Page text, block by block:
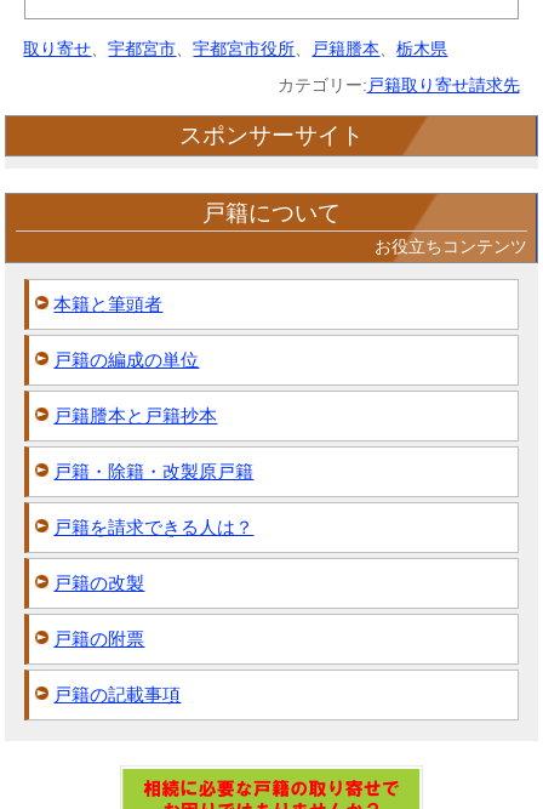
取り寄せ 、宇都宮市 、宇都宮市役所 戸籍謄本 、栃木県
カテゴリー: 戸籍取り寄せ請求先
スポンサーサイト
戸籍について
お役立ちコンテンツ
本籍と筆頭者
戸籍の編成の単位
戸籍謄本と戸籍抄本
戸籍・除籍・改製原戸籍
戸籍を請求できる人は？
戸籍の改製
戸籍の附票
戸籍の記載事項